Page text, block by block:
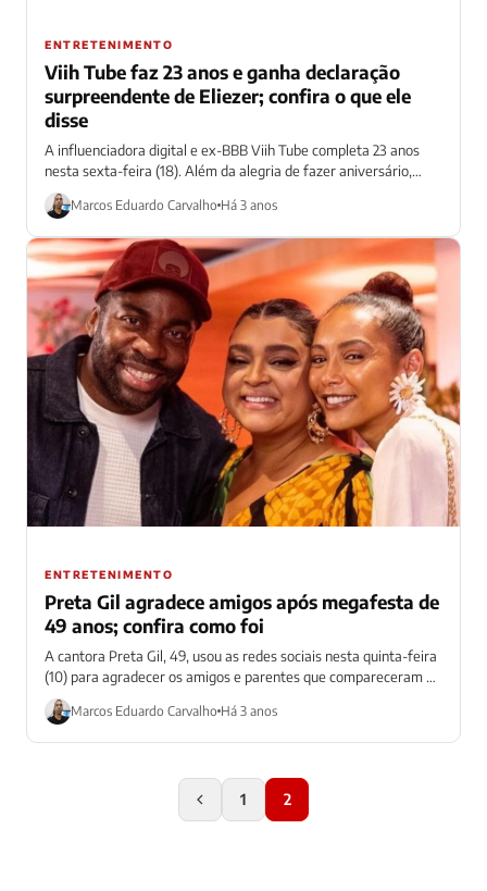
ENTRETENIMENTO
Viih Tube faz 23 anos e ganha declaração
surpreendente de Eliezer; confira o que ele
disse
A influenciadora digital e ex-BBB Viih Tube completa 23 anos
nesta sexta-feira (18). Além da alegria de fazer aniversário,
ainda ganhou uma...
Marcos Eduardo Carvalho Há 3 anos
ENTRETENIMENTO
Preta Gil agradece amigos após megafesta de
49 anos; confira como foi
A cantora Preta Gil, 49, usou as redes sociais nesta quinta-feira
(10) para agradecer os amigos e parentes que compareceram ao
aniversário...
Marcos Eduardo Carvalho Há 3 anos
1 2